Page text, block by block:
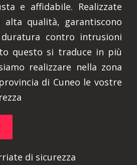
e affidabile. Realizzate
qualità, garantiscono
contro intrusioni
questo si traduce in più
realizzare nella zona
di Cuneo le vostre